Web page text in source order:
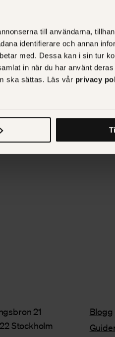
till användarna,
identifierare och annan
med. Dessa kan i sin tur
in när du har använt
ska sättas. Läs vår privacy
samarbete
21
22 Stockholm
Blogg